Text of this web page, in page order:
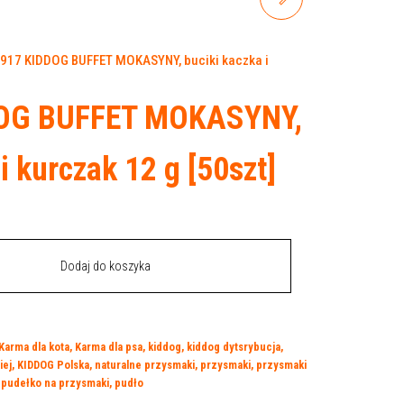
CM/8 G [100SZT.]
KIDDOG BUFFET MOKASYNY, buciki kaczka i
BUFFET MOKASYNY,
kurczak 12 g [50szt]
Dodaj do koszyka
Karma dla kota, Karma dla psa, kiddog, kiddog dytsrybucja,
, KIDDOG Polska, naturalne przysmaki, przysmaki, przysmaki
pudełko na przysmaki, pudło